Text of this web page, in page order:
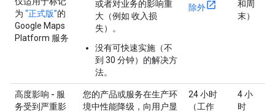
为 “正式版”的
Google Maps
Platform 服务
或者对业务的影响重
大（例如 收入损
失）。
没有可快速实施（不
到 30 分钟）的解决方
法。
除外
和周
末）
高度影响 - 服
务受到严重影
您的产品或服务在生产环
境中性能降级，向用户显
24 小时
（工作
4 小
时